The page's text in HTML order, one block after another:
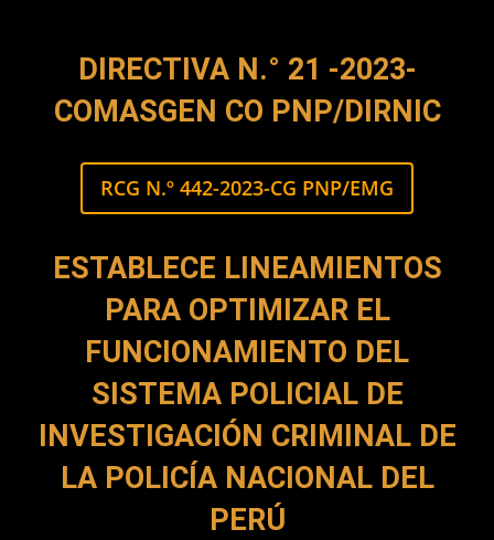
DIRECTIVA N.° 21 -2023-
COMASGEN CO PNP/DIRNIC
RCG N.º 442-2023-CG PNP/EMG
ESTABLECE LINEAMIENTOS
PARA OPTIMIZAR EL
FUNCIONAMIENTO DEL
SISTEMA POLICIAL DE
INVESTIGACIÓN CRIMINAL DE
LA POLICÍA NACIONAL DEL
PERÚ